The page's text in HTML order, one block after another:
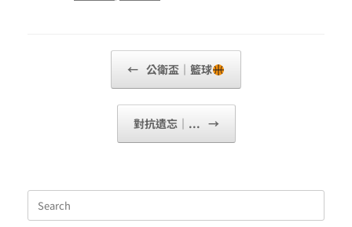
← 公衛盃｜籃球
對抗遺忘｜... →
Search
for: